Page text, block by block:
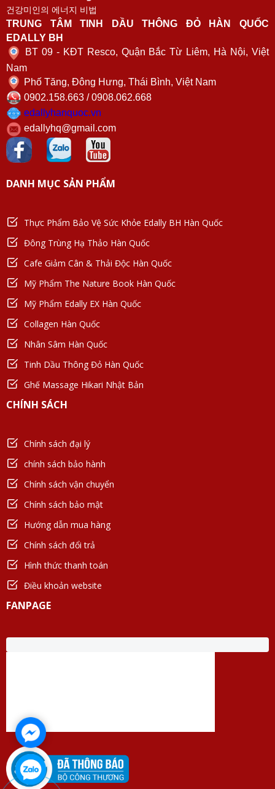
건강미인의 에너지 비법
TRUNG TÂM TINH DẦU THÔNG ĐỎ HÀN QUỐC
EDALLY BH
BT 09 - KĐT Resco, Quận Bắc Từ Liêm, Hà Nội, Việt
Nam
Phố Tăng, Đông Hưng, Thái Bình, Việt Nam
0902.158.663 / 0908.062.668
edallyhanquoc.vn
edallyhq@gmail.com
DANH MỤC SẢN PHẨM
Thực Phẩm Bảo Vệ Sức Khỏe Edally BH Hàn Quốc
Đông Trùng Hạ Thảo Hàn Quốc
Cafe Giảm Cân & Thải Độc Hàn Quốc
Mỹ Phẩm The Nature Book Hàn Quốc
Mỹ Phẩm Edally EX Hàn Quốc
Collagen Hàn Quốc
Nhân Sâm Hàn Quốc
Tinh Dầu Thông Đỏ Hàn Quốc
Ghế Massage Hikari Nhật Bản
CHÍNH SÁCH
Chính sách đại lý
chính sách bảo hành
Chính sách vận chuyển
Chính sách bảo mật
Hướng dẫn mua hàng
Chính sách đổi trả
Hình thức thanh toán
Điều khoản website
FANPAGE